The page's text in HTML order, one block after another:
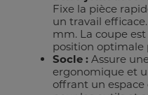
Fixe la pièce
un travail
mm. La coupe
position optimale
Socle : Assure
ergonomique et
offrant un